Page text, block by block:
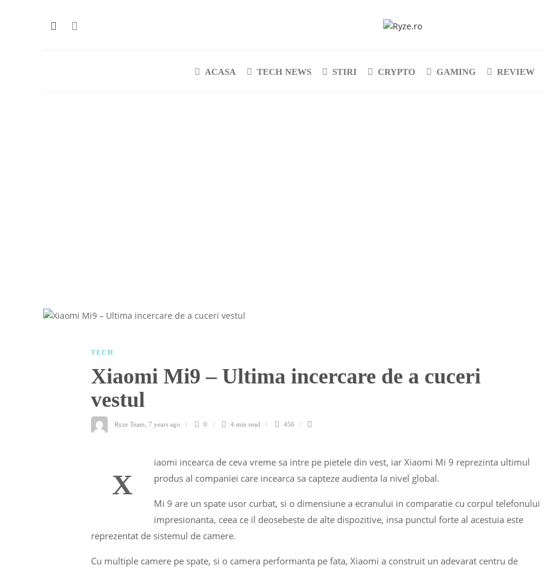
ACASA TECH NEWS STIRI CRYPTO GAMING REVIEW
TECH
Xiaomi Mi9 – Ultima incercare de a cuceri
vestul
Ryze Team 7 years ago 0 4 min read 456
X
iaomi incearca de ceva vreme sa intre pe pietele din vest, iar Xiaomi Mi 9 reprezinta ultimul
produs al companiei care incearca sa capteze audienta la nivel global.
Mi 9 are un spate usor curbat, si o dimensiune a ecranului in comparatie cu corpul telefonului
impresionanta, ceea ce il deosebeste de alte dispozitive, insa punctul forte al acestuia este
reprezentat de sistemul de camere.
Cu multiple camere pe spate, si o camera performanta pe fata, Xiaomi a construit un adevarat centru de